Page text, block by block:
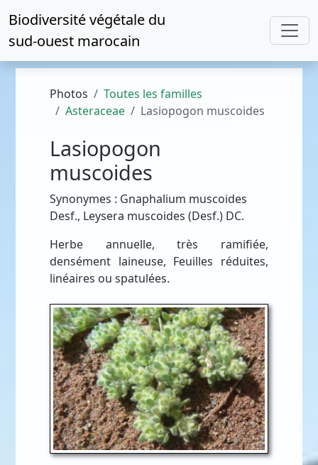
Biodiversité végétale du
sud-ouest marocain
Photos
Toutes les familles
Asteraceae
Lasiopogon muscoides
Lasiopogon
muscoides
Synonymes : Gnaphalium muscoides
Desf., Leysera muscoides (Desf.) DC.
Herbe annuelle, très ramifiée,
densément laineuse, Feuilles réduites,
linéaires ou spatulées.